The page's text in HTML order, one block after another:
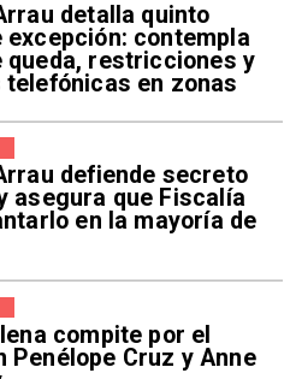
detalla quinto
excepción: contempla
queda, restricciones y
en zonas
defiende secreto
asegura que Fiscalía
en la mayoría de
compite por el
Penélope Cruz y Anne